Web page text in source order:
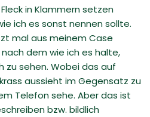
in Klammern setzen
ich es sonst nennen sollte.
mal aus meinem Case
dem wie ich es halte,
zu sehen. Wobei das auf
aussieht im Gegensatz zu
Telefon sehe. Aber das ist
bzw. bildlich